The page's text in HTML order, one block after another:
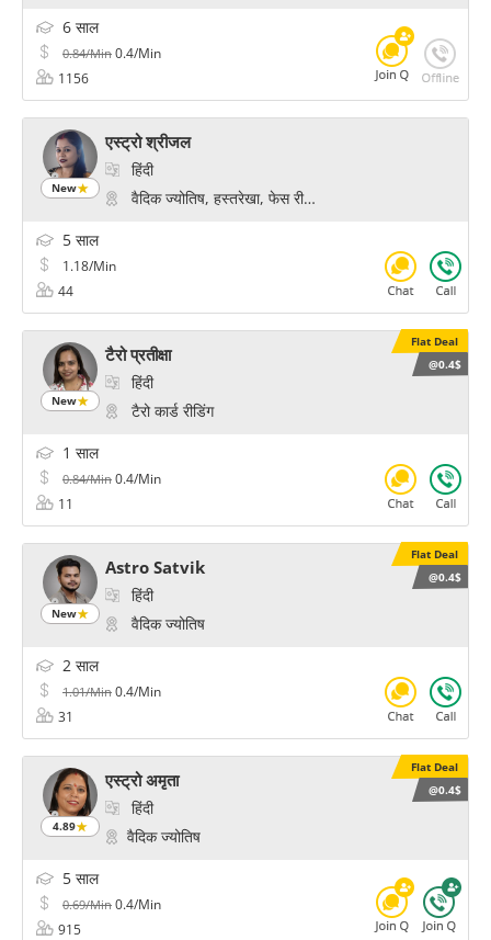
6 साल
0.84/Min 0.4/Min
1156
New
एस्ट्रो श्रीजल
हिंदी
वैदिक ज्योतिष, हस्तरेखा, फेस रीडिंग, साइकोलॉजिकल रीडिंग
5 साल
1.18/Min
44
Flat Deal
@0.4$
New
टैरो प्रतीक्षा
हिंदी
टैरो कार्ड रीडिंग
1 साल
0.84/Min 0.4/Min
11
Flat Deal
@0.4$
New
Astro Satvik
हिंदी
वैदिक ज्योतिष
2 साल
1.01/Min 0.4/Min
31
Flat Deal
@0.4$
4.89
एस्ट्रो अमृता
हिंदी
वैदिक ज्योतिष
5 साल
0.69/Min 0.4/Min
915